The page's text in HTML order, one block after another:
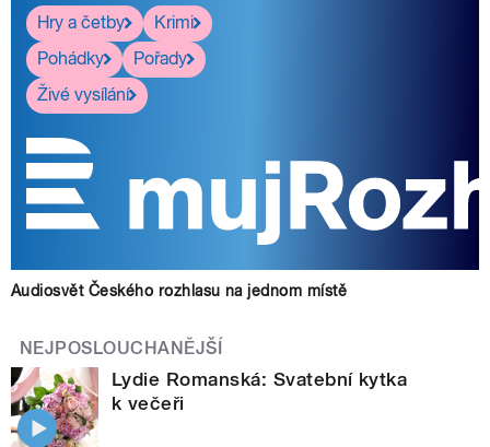
Hry a četby
Krimi
Pohádky
Pořady
Živé vysílání
Audiosvět Českého rozhlasu na jednom místě
NEJPOSLOUCHANĚJŠÍ
Lydie Romanská: Svatební kytka
k večeři